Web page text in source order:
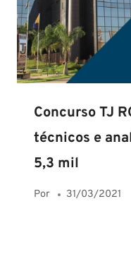
Concurso TJ
técnicos e
5,3 mil
Por 31/03/2021